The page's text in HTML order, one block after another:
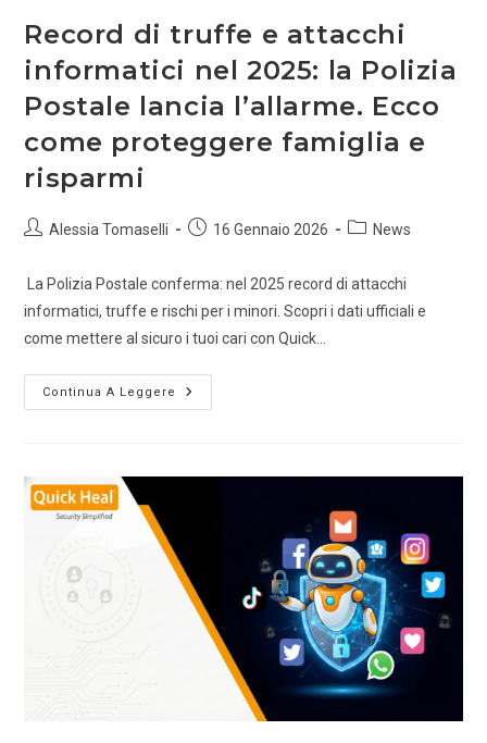
Record di truffe e attacchi
informatici nel 2025: la Polizia
Postale lancia l’allarme. Ecco
come proteggere famiglia e
risparmi
Alessia Tomaselli 16 Gennaio 2026 News
La Polizia Postale conferma: nel 2025 record di attacchi
informatici, truffe e rischi per i minori. Scopri i dati ufficiali e
come mettere al sicuro i tuoi cari con Quick…
Continua A Leggere